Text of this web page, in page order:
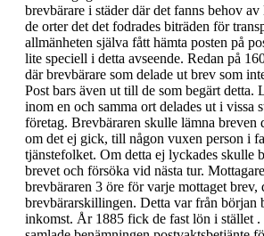
brevbärare i städer därdet fanns behov
de orter det det fodrades biträden för
allmänheten själva fått hämta posten på
lite speciell i detta avseende. Redan på
där brevbärare som delade ut brev som
Post bars även ut till de som begärt detta.
inom en och samma ort delades ut i vissa
företag. Brevbäraren skulle lämna breven
om det ej gick, till någon vuxen person i
tjänstefolket. Om detta ej lyckades skulle
brevet och försöka vid nästa tur.
brevbäraren 3 öre för varje mottaget brev,
brevbärarskillingen. Detta var från början
inkomst. År 1885 fick de fast lön i stället .